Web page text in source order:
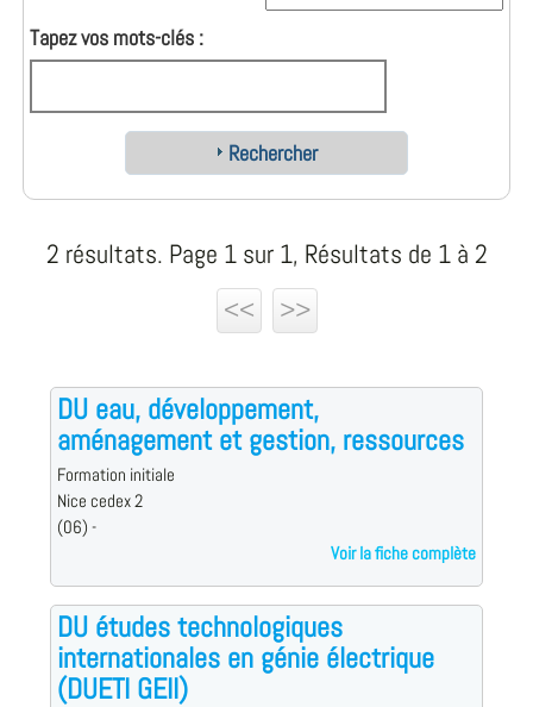
Tapez vos mots-clés :
Rechercher
2 résultats. Page 1 sur 1, Résultats de 1 à 2
<<
>>
DU eau, développement,
aménagement et gestion, ressources
Formation initiale
Nice cedex 2
(06) -
Voir la fiche complète
DU études technologiques
internationales en génie électrique
(DUETI GEII)